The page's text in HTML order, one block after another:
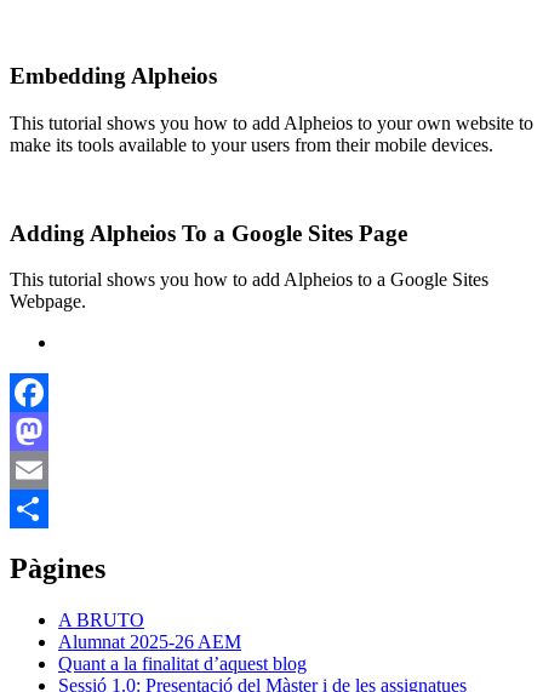
Embedding Alpheios
This tutorial shows you how to add Alpheios to your own website to
make its tools available to your users from their mobile devices.
Adding Alpheios To a Google Sites Page
This tutorial shows you how to add Alpheios to a Google Sites
Webpage.
Facebook
Mastodon
Email
Pàgines
A BRUTO
Alumnat 2025-26 AEM
Quant a la finalitat d’aquest blog
Sessió 1.0: Presentació del Màster i de les assignatues